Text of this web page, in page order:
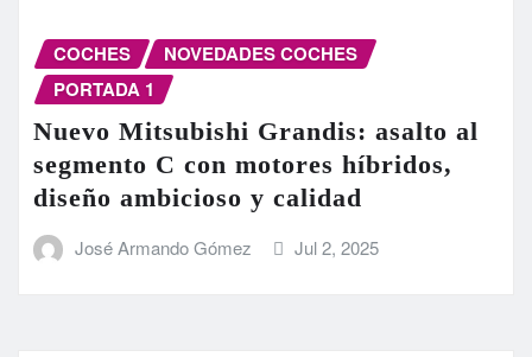
COCHES
NOVEDADES COCHES
PORTADA 1
Nuevo Mitsubishi Grandis: asalto al
segmento C con motores híbridos,
diseño ambicioso y calidad
José Armando Gómez Jul 2, 2025